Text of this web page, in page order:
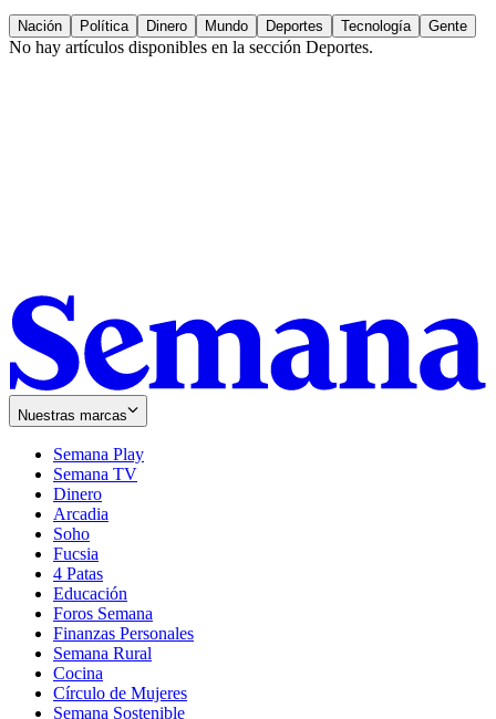
Nación Política Dinero Mundo Deportes Tecnología Gente
No hay artículos disponibles en la sección Deportes.
Nuestras marcas
Semana Play
Semana TV
Dinero
Arcadia
Soho
in
new
window
Fucsia
in
new
window
4 Patas
Educación
Foros Semana
Finanzas Personales
Semana Rural
Cocina
Círculo de Mujeres
Semana Sostenible